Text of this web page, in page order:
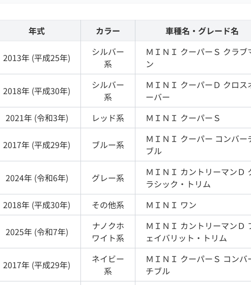
年式 カラー 車種名・グレード名
2013年 (平成25年)
シルバー
系
ＭＩＮＩ クーパーＳ クラブ
ン
2018年 (平成30年)
シルバー
系
ＭＩＮＩ クーパーＤ クロス
ーバー
2021年 (令和3年) レッド系 ＭＩＮＩ クーパーＳ
2017年 (平成29年) ブルー系 ＭＩＮＩ クーパー コンバー
ブル
2024年 (令和6年) グレー系 ＭＩＮＩ カントリーマンＤ
ラシック・トリム
2018年 (平成30年) その他系 ＭＩＮＩ ワン
2025年 (令和7年)
ナノクホ
ワイト系
ＭＩＮＩ カントリーマンＤ
ェイバリット・トリム
2017年 (平成29年)
ネイビー
系
ＭＩＮＩ クーパーＳ コンバ
チブル